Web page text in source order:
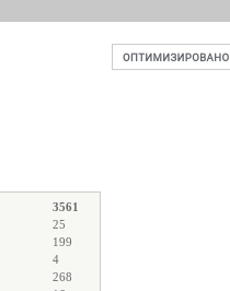
3561
25
199
4
268